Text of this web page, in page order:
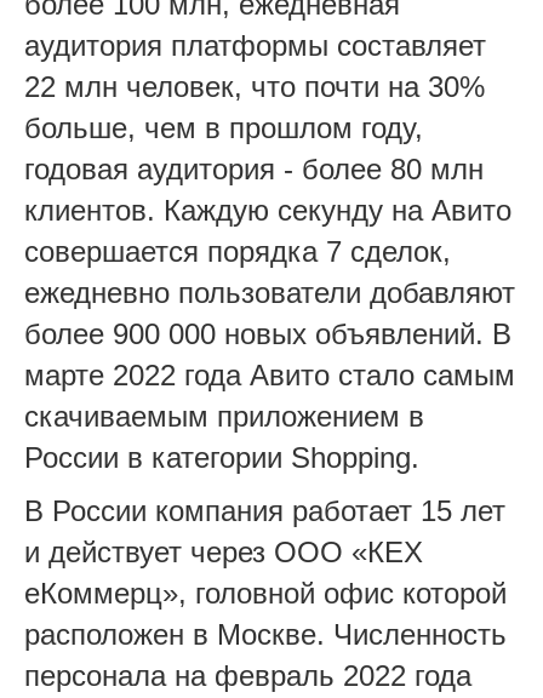
аудитория платформы составляет
22 млн человек, что почти на 30%
больше, чем в прошлом году,
годовая аудитория - более 80 млн
клиентов. Каждую секунду на Авито
совершается порядка 7 сделок,
ежедневно пользователи добавляют
более 900 000 новых объявлений. В
марте 2022 года Авито стало самым
скачиваемым приложением в
России в категории Shopping.
В России компания работает 15 лет
и действует через ООО «КЕХ
еКоммерц», головной офис которой
расположен в Москве. Численность
персонала на февраль 2022 года